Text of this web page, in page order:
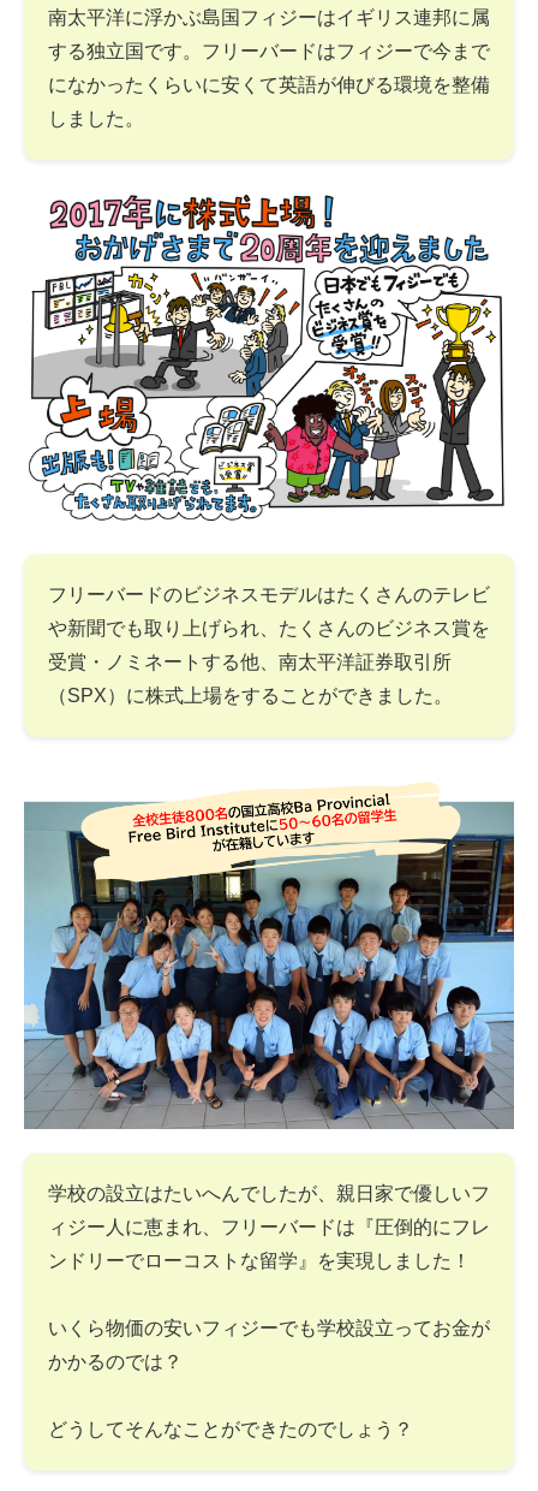
南太平洋に浮かぶ島国フィジーはイギリス連邦に属
する独立国です。フリーバードはフィジーで今まで
になかったくらいに安くて英語が伸びる環境を整備
しました。
フリーバードのビジネスモデルはたくさんのテレビ
や新聞でも取り上げられ、たくさんのビジネス賞を
受賞・ノミネートする他、南太平洋証券取引所
（SPX）に株式上場をすることができました。
学校の設立はたいへんでしたが、親日家で優しいフ
ィジー人に恵まれ、フリーバードは『圧倒的にフレ
ンドリーでローコストな留学』を実現しました！
いくら物価の安いフィジーでも学校設立ってお金が
かかるのでは？
どうしてそんなことができたのでしょう？